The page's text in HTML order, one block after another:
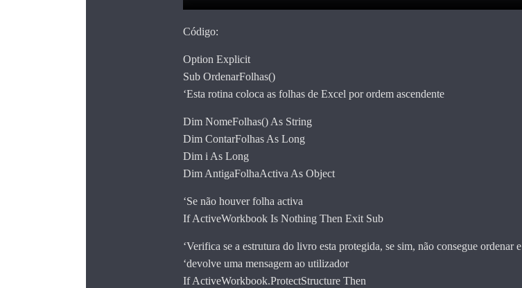
Código:
Option Explicit
Sub OrdenarFolhas()
‘Esta rotina coloca as folhas de Excel por ordem ascendente
Dim NomeFolhas() As String
Dim ContarFolhas As Long
Dim i As Long
Dim AntigaFolhaActiva As Object
‘Se não houver folha activa
If ActiveWorkbook Is Nothing Then Exit Sub
‘Verifica se a estrutura do livro esta protegida, se sim, não consegue ordenar e
‘devolve uma mensagem ao utilizador
If ActiveWorkbook.ProtectStructure Then